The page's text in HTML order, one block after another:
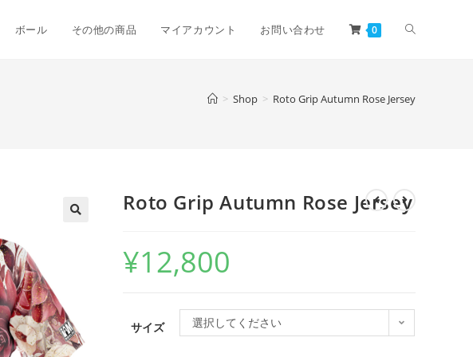
ボール その他の商品 マイアカウント お問い合わせ 0
> Shop > Roto Grip Autumn Rose Jersey
Roto Grip Autumn Rose Jersey
¥12,800
サイズ 選択してください